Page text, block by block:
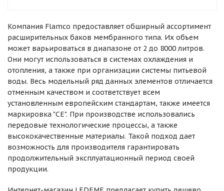
Компания Flamco предоставляет обширный ассортимент
расширительных баков мембранного типа. Их объем
может варьироваться в диапазоне от 2 до 8000 литров.
Они могут использоваться в системах охлаждения и
отопления, а также при организации системы питьевой
воды. Весь модельный ряд данных элементов отличается
отменным качеством и соответствует всем
установленным европейским стандартам, также имеется
маркировка "CE". При производстве использовались
передовые технологические процессы, а также
высококачественные материалы. Такой подход дает
возможность для производителя гарантировать
продолжительный эксплуатационный период своей
продукции.